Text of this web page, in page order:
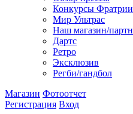
Конкурсы Фратрии
Мир Ультрас
Наш магазин/
Дартс
Ретро
Эксклюзив
Регби/гандбол
Магазин Фотоотчет
Регистрация Вход